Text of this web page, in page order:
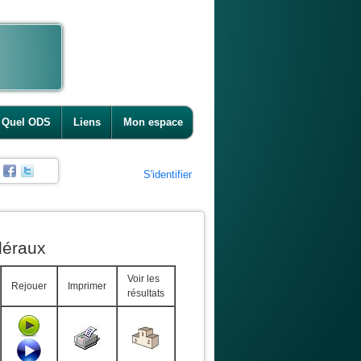
Quel ODS Liens Mon espace
S'identifier
Rejouer Imprimer
Voir les
résultats